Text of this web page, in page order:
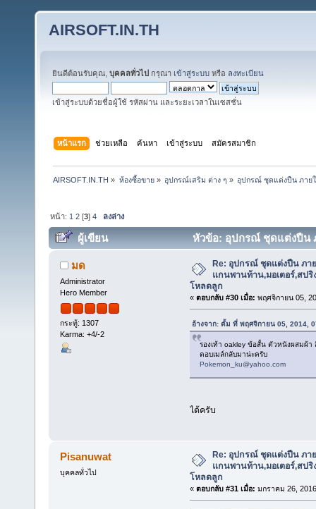
AIRSOFT.IN.TH
ยินดีต้อนรับคุณ, บุคคลทั่วไป กรุณา เข้าสู่ระบบ หรือ ลงทะเบียน
เข้าสู่ระบบด้วยชื่อผู้ใช้ รหัสผ่าน และระยะเวลาในเซสชั่น
หน้าแรก ช่วยเหลือ ค้นหา เข้าสู่ระบบ สมัครสมาชิก
AIRSOFT.IN.TH » ห้องซื้อขาย» อุปกรณ์เสริม ต่าง ๆ » อุปกรณ์ ชุดแต่งปืน ภาย
หน้า: 1 2 [3]4 ลงล่าง
ผู้เขียน
หัวข้อ: อุปกรณ์ ชุดแต่งปืน
ต่าง ๆ ,ที่โหลดลูก ฯลฯ (อ่าน 185225 ครั้ง)
มด
Administrator
Hero Member
กระทู้: 1307
Karma: +4/-2
Re: อุปกรณ์ ชุดแต่งปืน ภา
แกนพานท้าน,มอเตอร์,สปริ
โหลดลูก
« ตอบกลับ #30 เมื่อ: พฤศจิกายน 05,
อ้างจาก: ตั้ม ที่ พฤศจิกายน 05, 2014,
รองเท้า oakley ข้อสั้น ตัวหนังผสมผ้า
ตอบเมล์กลับมาน่ะครับ
Pokemon_ku@yahoo.com
ได้ครับ
Pisanuwat
บุคคลทั่วไป
Re: อุปกรณ์ ชุดแต่งปืน ภา
แกนพานท้าน,มอเตอร์,สปริ
โหลดลูก
« ตอบกลับ #31 เมื่อ: มกราคม 26,